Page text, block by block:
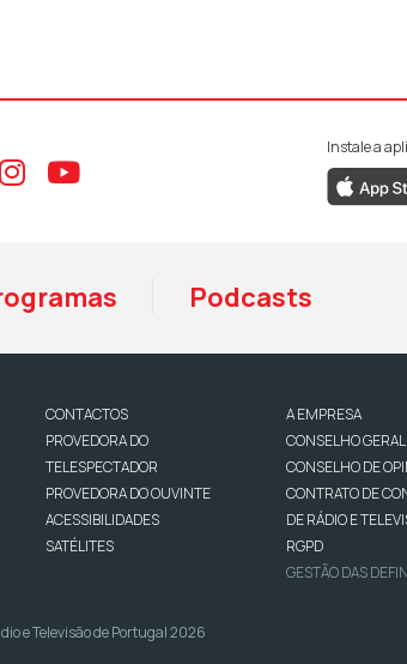
ao Facebook da RTP
Aceder ao Instagram da
Aceder ao YouTube da
Instale a
Podcasts
CONTACTOS
PROVEDORA DO
TELESPECTADOR
PROVEDORA DO OUVINTE
ACESSIBILIDADES
SATÉLITES
A EMPRESA
CONSELHO
CONSELHO DE
CONTRATO DE
DE RÁDIO E
RGPD
GESTÃO DAS
e Televisão de Portugal 2026